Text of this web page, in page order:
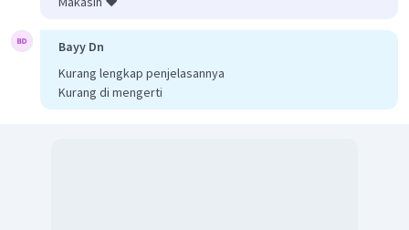
Bayy Dn
Kurang lengkap penjelasannya
Kurang di mengerti